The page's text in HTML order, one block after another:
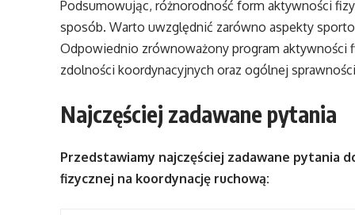
Podsumowując, różnorodność form aktywności
sposób. Warto uwzględnić zarówno aspekty
Odpowiednio zrównoważony program aktywności
zdolności koordynacyjnych oraz ogólnej
Najczęściej zadawane pytania
Przedstawiamy najczęściej zadawane pytania
fizycznej na koordynację ruchową: